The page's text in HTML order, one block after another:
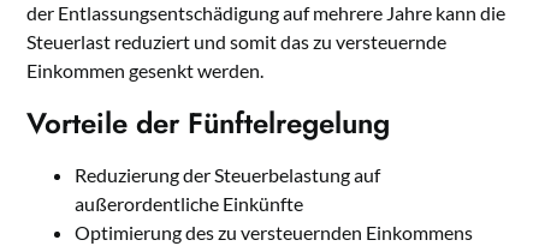
der Entlassungsentschädigung auf mehrere Jahre kann die
Steuerlast reduziert und somit das zu versteuernde
Einkommen gesenkt werden.
Vorteile der Fünftelregelung
Reduzierung der Steuerbelastung auf
außerordentliche Einkünfte
Optimierung des zu versteuernden Einkommens